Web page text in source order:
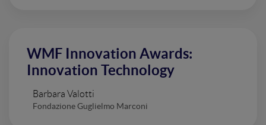
WMF Innovation Awards:
Innovation Technology
Barbara Valotti
Fondazione Guglielmo Marconi